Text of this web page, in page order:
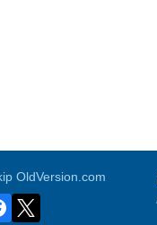
OldVersion.com